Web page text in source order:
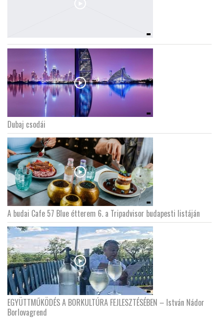
Dubaj csodái
A budai Cafe 57 Blue étterem 6. a Tripadvisor budapesti listáján
EGYÜTTMŰKÖDÉS A BORKULTÚRA FEJLESZTÉSÉBEN – István Nádor
Borlovagrend